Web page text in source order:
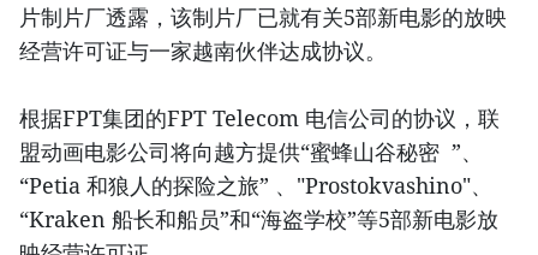
片制片厂透露，该制片厂已就有关5部新电影的放映
经营许可证与一家越南伙伴达成协议。
根据FPT集团的FPT Telecom 电信公司的协议，联
盟动画电影公司将向越方提供“蜜蜂山谷秘密 ”、
“Petia 和狼人的探险之旅” 、"Prostokvashino"、
“Kraken 船长和船员”和“海盗学校”等5部新电影放